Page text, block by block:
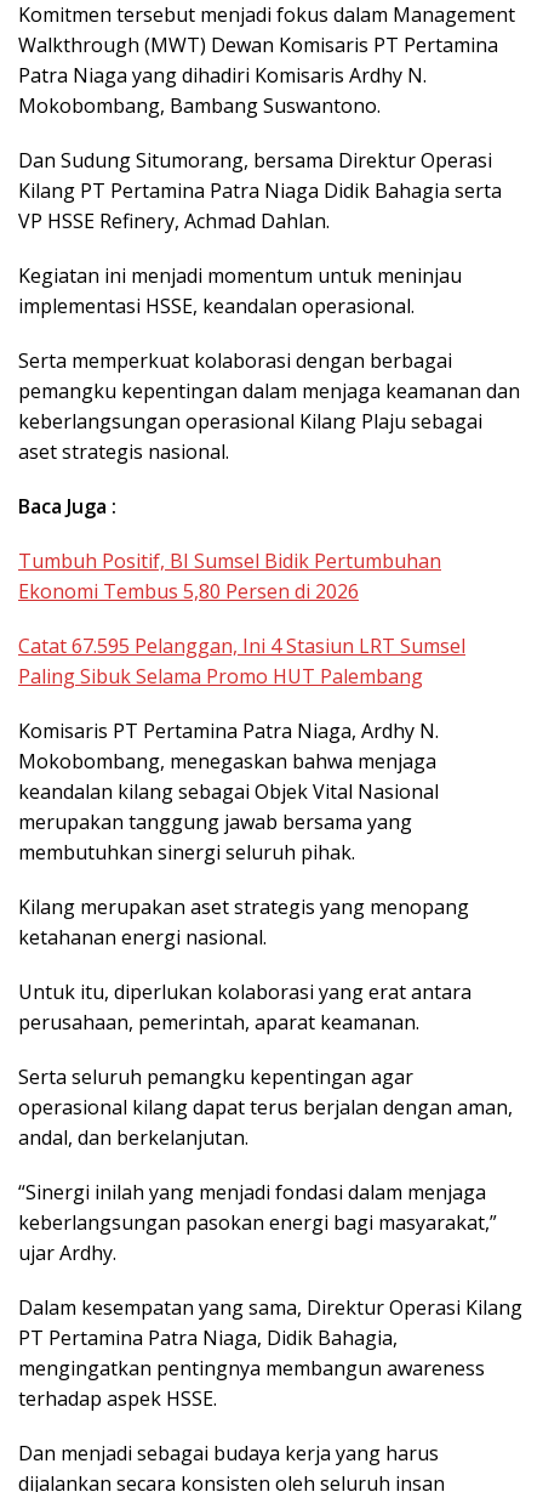
Komitmen tersebut menjadi fokus dalam Management
Walkthrough (MWT) Dewan Komisaris PT Pertamina
Patra Niaga yang dihadiri Komisaris Ardhy N.
Mokobombang, Bambang Suswantono.
Dan Sudung Situmorang, bersama Direktur Operasi
Kilang PT Pertamina Patra Niaga Didik Bahagia serta
VP HSSE Refinery, Achmad Dahlan.
Kegiatan ini menjadi momentum untuk meninjau
implementasi HSSE, keandalan operasional.
Serta memperkuat kolaborasi dengan berbagai
pemangku kepentingan dalam menjaga keamanan dan
keberlangsungan operasional Kilang Plaju sebagai
aset strategis nasional.
Baca Juga :
Tumbuh Positif, BI Sumsel Bidik Pertumbuhan
Ekonomi Tembus 5,80 Persen di 2026
Catat 67.595 Pelanggan, Ini 4 Stasiun LRT Sumsel
Paling Sibuk Selama Promo HUT Palembang
Komisaris PT Pertamina Patra Niaga, Ardhy N.
Mokobombang, menegaskan bahwa menjaga
keandalan kilang sebagai Objek Vital Nasional
merupakan tanggung jawab bersama yang
membutuhkan sinergi seluruh pihak.
Kilang merupakan aset strategis yang menopang
ketahanan energi nasional.
Untuk itu, diperlukan kolaborasi yang erat antara
perusahaan, pemerintah, aparat keamanan.
Serta seluruh pemangku kepentingan agar
operasional kilang dapat terus berjalan dengan aman,
andal, dan berkelanjutan.
“Sinergi inilah yang menjadi fondasi dalam menjaga
keberlangsungan pasokan energi bagi masyarakat,”
ujar Ardhy.
Dalam kesempatan yang sama, Direktur Operasi Kilang
PT Pertamina Patra Niaga, Didik Bahagia,
mengingatkan pentingnya membangun awareness
terhadap aspek HSSE.
Dan menjadi sebagai budaya kerja yang harus
dijalankan secara konsisten oleh seluruh insan